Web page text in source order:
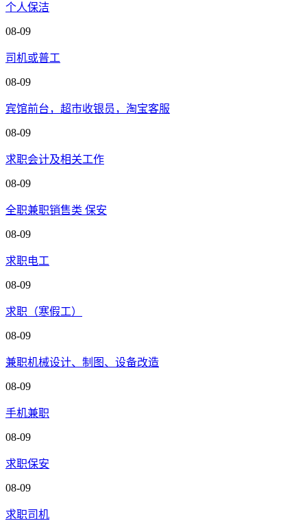
个人保洁
08-09
司机或普工
08-09
宾馆前台，超市收银员，淘宝客服
08-09
求职会计及相关工作
08-09
全职兼职销售类 保安
08-09
求职电工
08-09
求职（寒假工）
08-09
兼职机械设计、制图、设备改造
08-09
手机兼职
08-09
求职保安
08-09
求职司机